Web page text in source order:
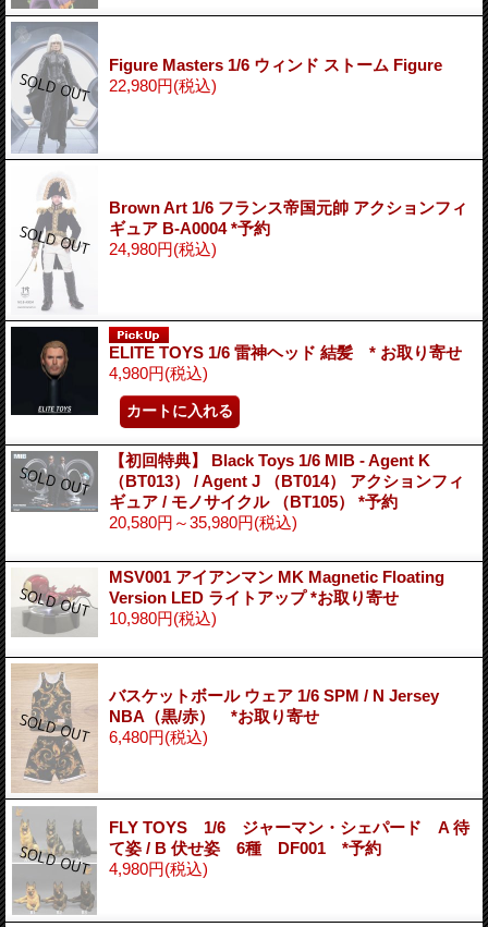
Figure Masters 1/6 ウィンド ストーム Figure
22,980円(税込)
Brown Art 1/6 フランス帝国元帥 アクションフィ
ギュア B-A0004 *予約
24,980円(税込)
ELITE TOYS 1/6 雷神ヘッド 結髪 * お取り寄せ
4,980円(税込)
【初回特典】 Black Toys 1/6 MIB - Agent K
（BT013） / Agent J （BT014） アクションフィ
ギュア / モノサイクル （BT105） *予約
20,580円～35,980円(税込)
MSV001 アイアンマン MK Magnetic Floating
Version LED ライトアップ *お取り寄せ
10,980円(税込)
バスケットボール ウェア 1/6 SPM / N Jersey
NBA（黒/赤） *お取り寄せ
6,480円(税込)
FLY TOYS 1/6 ジャーマン・シェパード A 待
て姿 / B 伏せ姿 6種 DF001 *予約
4,980円(税込)